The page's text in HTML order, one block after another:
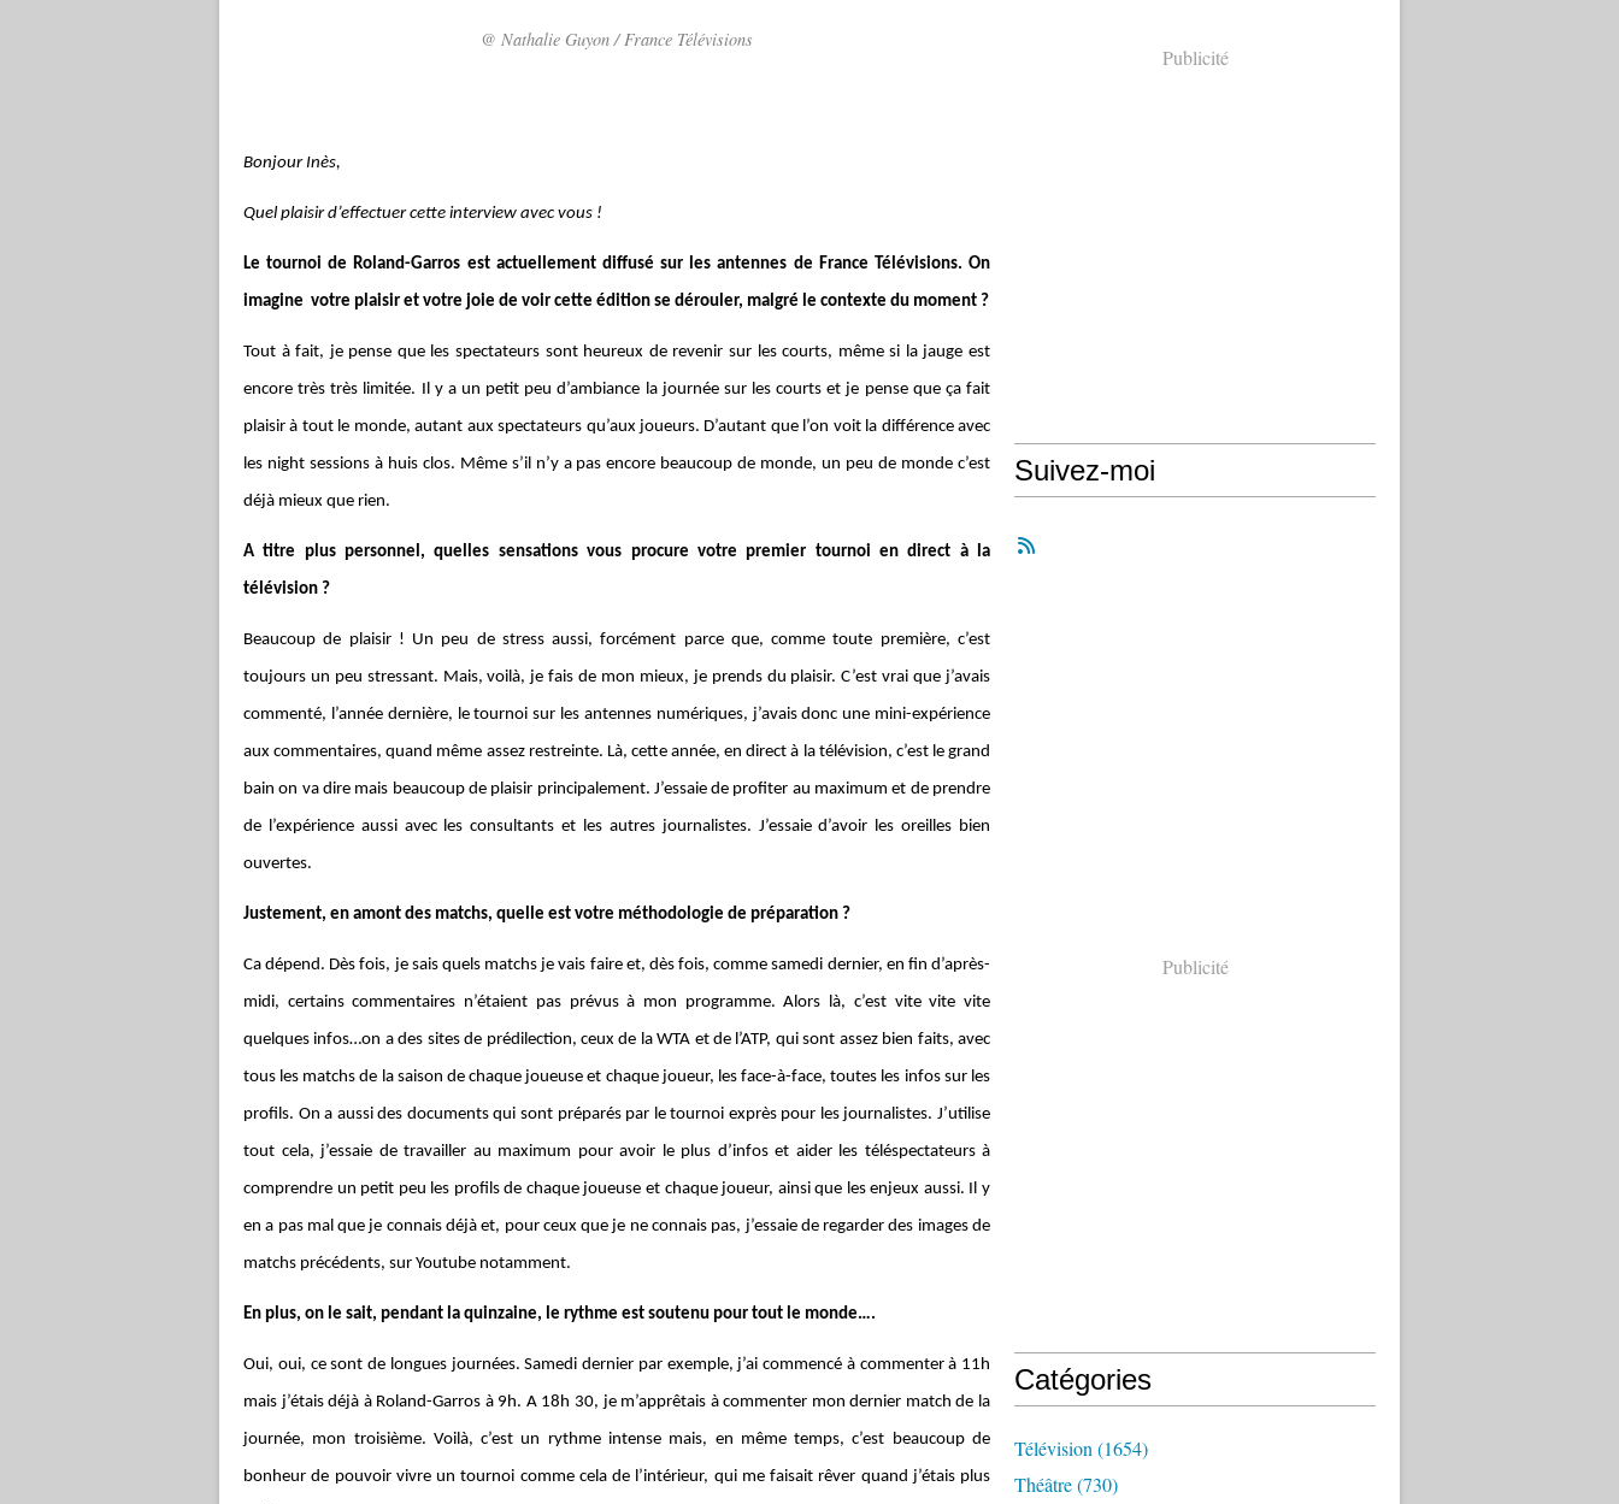
@ Nathalie Guyon / France Télévisions
Bonjour Inès,
Quel plaisir d’effectuer cette interview avec vous !
Le tournoi de Roland-Garros est actuellement diffusé sur les antennes de France Télévisions. On
imagine votre plaisir et votre joie de voir cette édition se dérouler, malgré le contexte du moment ?
Tout à fait, je pense que les spectateurs sont heureux de revenir sur les courts, même si la jauge est
encore très très limitée. Il y a un petit peu d’ambiance la journée sur les courts et je pense que ça fait
plaisir à tout le monde, autant aux spectateurs qu’aux joueurs. D’autant que l’on voit la différence avec
les night sessions à huis clos. Même s’il n’y a pas encore beaucoup de monde, un peu de monde c’est
déjà mieux que rien.
A titre plus personnel, quelles sensations vous procure votre premier tournoi en direct à la
télévision ?
Beaucoup de plaisir ! Un peu de stress aussi, forcément parce que, comme toute première, c’est
toujours un peu stressant. Mais, voilà, je fais de mon mieux, je prends du plaisir. C’est vrai que j’avais
commenté, l’année dernière, le tournoi sur les antennes numériques, j’avais donc une mini-expérience
aux commentaires, quand même assez restreinte. Là, cette année, en direct à la télévision, c’est le grand
bain on va dire mais beaucoup de plaisir principalement. J’essaie de profiter au maximum et de prendre
de l’expérience aussi avec les consultants et les autres journalistes. J’essaie d’avoir les oreilles bien
ouvertes.
Justement, en amont des matchs, quelle est votre méthodologie de préparation ?
Ca dépend. Dès fois, je sais quels matchs je vais faire et, dès fois, comme samedi dernier, en fin d’après-
midi, certains commentaires n’étaient pas prévus à mon programme. Alors là, c’est vite vite vite
quelques infos…on a des sites de prédilection, ceux de la WTA et de l’ATP, qui sont assez bien faits, avec
tous les matchs de la saison de chaque joueuse et chaque joueur, les face-à-face, toutes les infos sur les
profils. On a aussi des documents qui sont préparés par le tournoi exprès pour les journalistes. J’utilise
tout cela, j’essaie de travailler au maximum pour avoir le plus d’infos et aider les téléspectateurs à
comprendre un petit peu les profils de chaque joueuse et chaque joueur, ainsi que les enjeux aussi. Il y
en a pas mal que je connais déjà et, pour ceux que je ne connais pas, j’essaie de regarder des images de
matchs précédents, sur Youtube notamment.
En plus, on le sait, pendant la quinzaine, le rythme est soutenu pour tout le monde….
Oui, oui, ce sont de longues journées. Samedi dernier par exemple, j’ai commencé à commenter à 11h
mais j’étais déjà à Roland-Garros à 9h. A 18h 30, je m’apprêtais à commenter mon dernier match de la
journée, mon troisième. Voilà, c’est un rythme intense mais, en même temps, c’est beaucoup de
bonheur de pouvoir vivre un tournoi comme cela de l’intérieur, qui me faisait rêver quand j’étais plus
Publicité
Suivez-moi
Publicité
Catégories
Télévision (1654)
Théâtre(730)